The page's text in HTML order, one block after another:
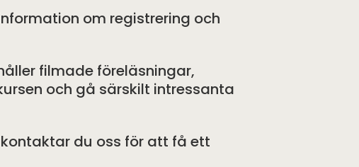
om registrering och
filmade föreläsningar,
och gå särskilt intressanta
du oss för att få ett